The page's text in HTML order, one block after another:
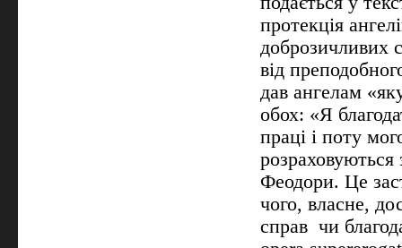
протекція
доброзичливих
від
дав ангелам
обох: «Я
праці і поту
Феодори. Це
чого, власне,
справ чи